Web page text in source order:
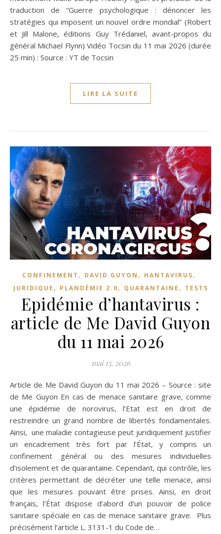
traduction de “Guerre psychologique : dénoncer les
stratégies qui imposent un nouvel ordre mondial” (Robert
et Jill Malone, éditions Guy Trédaniel, avant-propos du
général Michael Flynn) Vidéo Tocsin du 11 mai 2026 (durée
25 min) : Source : YT de Tocsin
LIRE LA SUITE
CONFINEMENT , DAVID GUYON , HANTAVIRUS,
JURIDIQUE , PLANDÉMIE 2.0, QUARANTAINE , TESTS
Epidémie d’hantavirus :
article de Me David Guyon
du 11 mai 2026
mai 15, 2026
Article de Me David Guyon du 11 mai 2026 – Source : site
de Me Guyon En cas de menace sanitaire grave, comme
une épidémie de norovirus, l’Etat est en droit de
restreindre un grand nombre de libertés fondamentales.
Ainsi, une maladie contagieuse peut juridiquement justifier
un encadrement très fort par l’État, y compris un
confinement général ou des mesures individuelles
d’isolement et de quarantaine. Cependant, qui contrôle, les
critères permettant de décréter une telle menace, ainsi
que les mesures pouvant être prises. Ainsi, en droit
français, l’État dispose d’abord d’un pouvoir de police
sanitaire spéciale en cas de menace sanitaire grave. Plus
précisément l’article L. 3131-1 du Code de…